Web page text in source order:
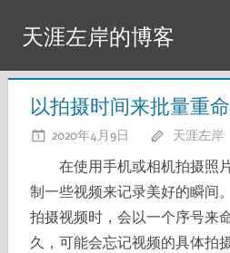
天涯左岸的博客
以拍摄时间来批量重
2020年4月9日 天涯左岸
在使用手机或相机拍摄照
制一些视频来记录美好的瞬间
拍摄视频时，会以一个序号来
久，可能会忘记视频的具体拍